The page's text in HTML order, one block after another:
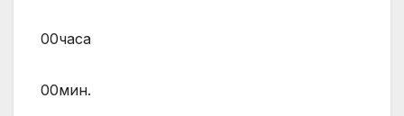
00часа
00мин.